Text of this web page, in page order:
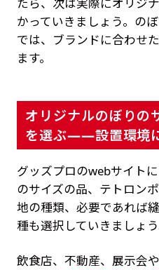
たら、次は実際にオリジ
かっていきましょう。の
では、ブランドに合わせ
ます。
オリジナルのぼりの
を選ぶ——設置環境
グッズプロのwebサイト
のサイズの品、テトロン
地の種類、必要であれば
種も選択していきましょう
飲食店、不動産、展示会